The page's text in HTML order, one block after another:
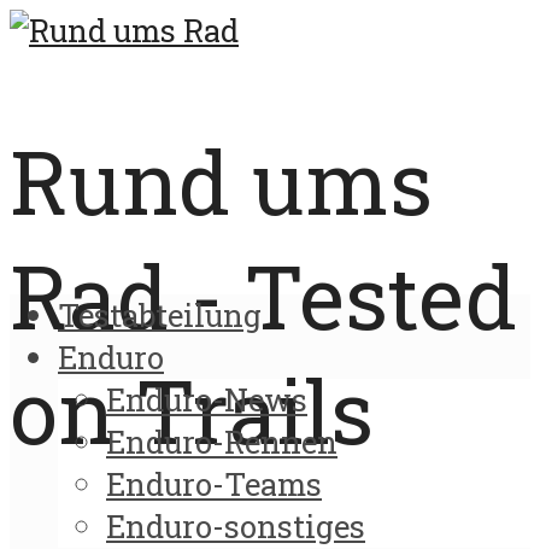
Rund ums
Rad - Tested
on Trails
Testabteilung
Enduro
Enduro-News
Enduro-Rennen
Enduro-Teams
Enduro-sonstiges